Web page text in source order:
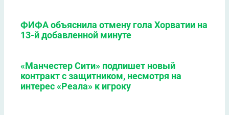
ФИФА объяснила отмену гола Хорватии на
13-й добавленной минуте
«Манчестер Сити» подпишет новый
контракт с защитником, несмотря на
интерес «Реала» к игроку